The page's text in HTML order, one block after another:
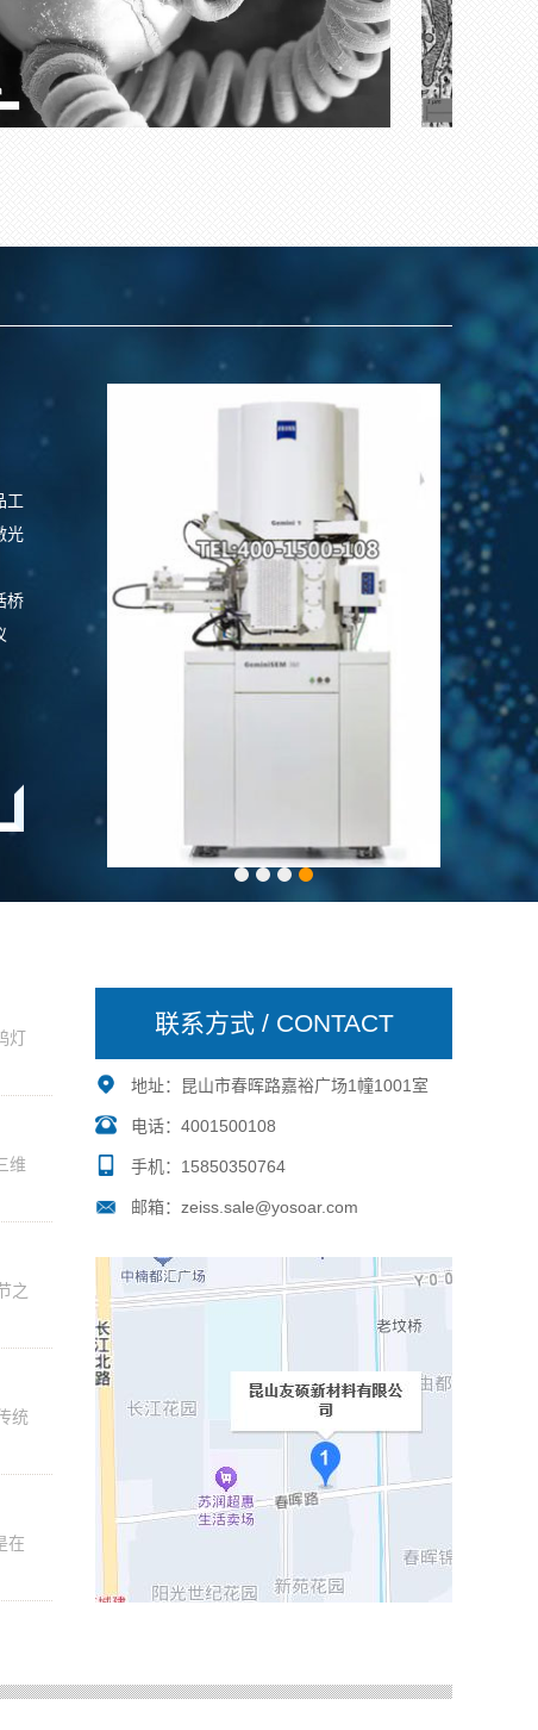
工
光
桥
灯
维
之
统
在
联系方式 / CONTACT
地址：昆山市春晖路嘉裕广场1幢1001室
电话：4001500108
手机：15850350764
邮箱：zeiss.sale@yosoar.com